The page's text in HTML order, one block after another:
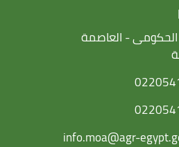
- العاصمة
info.moa@agr-